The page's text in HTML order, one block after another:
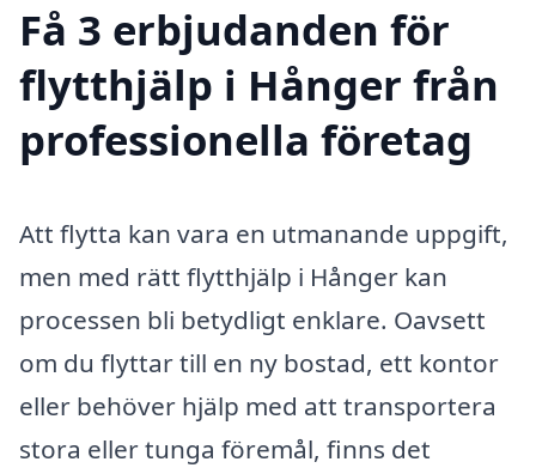
Få 3 erbjudanden för
flytthjälp i Hånger från
professionella företag
Att flytta kan vara en utmanande uppgift,
men med rätt flytthjälp i Hånger kan
processen bli betydligt enklare. Oavsett
om du flyttar till en ny bostad, ett kontor
eller behöver hjälp med att transportera
stora eller tunga föremål, finns det